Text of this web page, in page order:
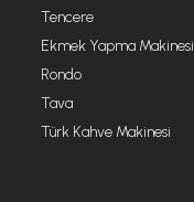
Tencere
Ekmek Yapma Makinesi
Rondo
Tava
Türk Kahve Makinesi